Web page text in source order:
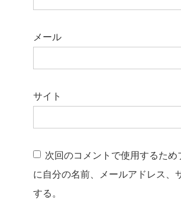
メール
サイト
次回のコメントで使用するため
に自分の名前、メールアドレス、
する。